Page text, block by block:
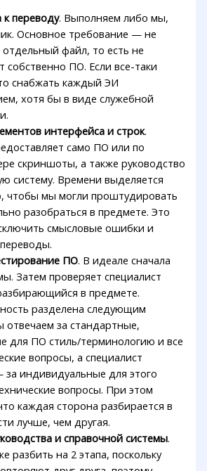
к переводу. Выполняем либо мы,
Основное требование — не
отдельный файл, то есть не
собственно ПО. Если все-таки
снабжать каждый ЭИ
хотя бы в виде служебной
интерфейса и строк.
само ПО или по
скриншоты, а также руководство
систему. Времени выделяется
чтобы мы могли проштудировать
разобраться в предмете. Это
смысловые ошибки и
ПО. В идеале сначала
Затем проверяет специалист
в предмете.
разделена следующим
отвечаем за стандартные,
для ПО стиль/терминологию и все
вопросы, а специалист
за индивидуальные для этого
вопросы. При этом
каждая сторона разбирается в
лучше, чем другая.
и справочной системы.
разбить на 2 этапа, поскольку